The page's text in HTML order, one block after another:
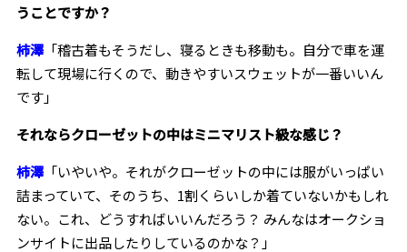
うことですか？
柿澤「稽古着もそうだし、寝るときも移動も。自分で車を運
転して現場に行くので、動きやすいスウェットが一番いいん
です」
――それならクローゼットの中はミニマリスト級な感じ？
柿澤「いやいや。それがクローゼットの中には服がいっぱい
詰まっていて、そのうち、1割くらいしか着ていないかもしれ
ない。これ、どうすればいいんだろう？ みんなはオークショ
ンサイトに出品したりしているのかな？」